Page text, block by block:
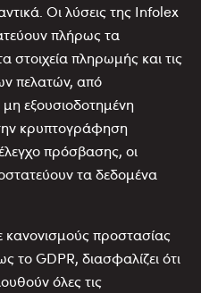
Οι λύσεις της Infolex
πλήρως τα
στοιχεία πληρωμής και τις
πελατών, από
εξουσιοδοτημένη
κρυπτογράφηση
πρόσβασης, οι
τα δεδομένα
προστασίας
GDPR, διασφαλίζει ότι
όλες τις